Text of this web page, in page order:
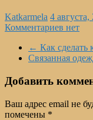
Katkarmela 4 августа,
Комментариев нет
← Как
Связанная
Добавить
Ваш адрес email не
помечены *